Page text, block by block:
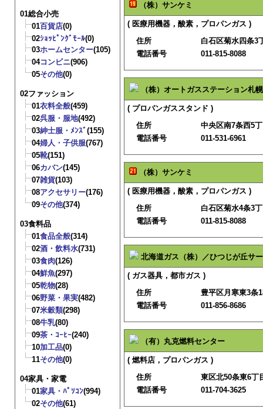
01総合小売
01百貨店(0)
02ｼｮｯﾋﾟﾝｸﾞﾓｰﾙ(0)
03ホームセンター(105)
04コンビニ(906)
05その他(0)
02ファッション
01衣料全般(459)
02呉服・服地(492)
03紳士服・ﾒﾝｽﾞ(155)
04婦人・子供服(767)
05靴(151)
06カバン(145)
07雑貨(103)
08アクセサリー(176)
09その他(374)
03食料品
01食品全般(314)
02酒・飲料水(731)
03食肉(126)
04鮮魚(297)
05乾物(28)
06野菜・果実(482)
07米穀類(298)
08牛乳(80)
09茶・ｺｰﾋｰ(240)
10加工品(0)
11その他(0)
04家具・家電
01家具・ﾊﾟｿｺﾝ(994)
02その他(61)
（株）サンケミ
( 医療用機器，酸素，プロパンガス )
住所
白石区菊水四条3
電話番号
011-815-8088
（株）オートガスステーション札幌
( プロパンガススタンド )
住所
中央区南7条西5
電話番号
011-531-6961
（株）サンケミ
( 医療用機器，酸素，プロパンガス )
住所
白石区菊水4条3
電話番号
011-815-8088
北海道ガス（株）／ひつじが丘サ
( ガス器具，都市ガス )
住所
豊平区月寒東3条
電話番号
011-856-8686
（有）丸克燃料センター
( 燃料店，プロパンガス )
住所
東区北50条東6丁
電話番号
011-704-3625